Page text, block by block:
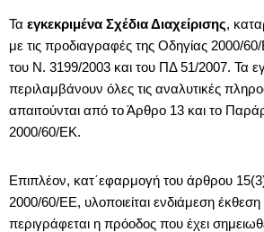
Τα εγκεκριμένα Σχέδια Διαχείρισης,
με τις προδιαγραφές της Οδηγίας 2000/
του Ν. 3199/2003 και του ΠΔ 51/2007. Τα
περιλαμβάνουν όλες τις αναλυτικές
απαιτούνται από το Άρθρο 13 και το
2000/60/ΕΚ.
Επιπλέον, κατ΄εφαρμογή του άρθρου
2000/60/ΕΕ, υλοποιείται ενδιάμεση
περιγράφεται η πρόοδος που έχει